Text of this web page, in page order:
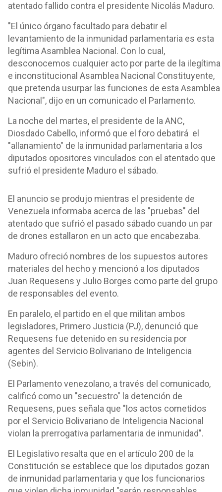
atentado fallido contra el presidente Nicolás Maduro.
"El único órgano facultado para debatir el
levantamiento de la inmunidad parlamentaria es esta
legítima Asamblea Nacional. Con lo cual,
desconocemos cualquier acto por parte de la ilegítima
e inconstitucional Asamblea Nacional Constituyente,
que pretenda usurpar las funciones de esta Asamblea
Nacional", dijo en un comunicado el Parlamento.
La noche del martes, el presidente de la ANC,
Diosdado Cabello, informó que el foro debatirá el
"allanamiento" de la inmunidad parlamentaria a los
diputados opositores vinculados con el atentado que
sufrió el presidente Maduro el sábado.
El anuncio se produjo mientras el presidente de
Venezuela informaba acerca de las "pruebas" del
atentado que sufrió el pasado sábado cuando un par
de drones estallaron en un acto que encabezaba.
Maduro ofreció nombres de los supuestos autores
materiales del hecho y mencionó a los diputados
Juan Requesens y Julio Borges como parte del grupo
de responsables del evento.
En paralelo, el partido en el que militan ambos
legisladores, Primero Justicia (PJ), denunció que
Requesens fue detenido en su residencia por
agentes del Servicio Bolivariano de Inteligencia
(Sebin).
El Parlamento venezolano, a través del comunicado,
calificó como un "secuestro" la detención de
Requesens, pues señala que "los actos cometidos
por el Servicio Bolivariano de Inteligencia Nacional
violan la prerrogativa parlamentaria de inmunidad".
El Legislativo resalta que en el artículo 200 de la
Constitución se establece que los diputados gozan
de inmunidad parlamentaria y que los funcionarios